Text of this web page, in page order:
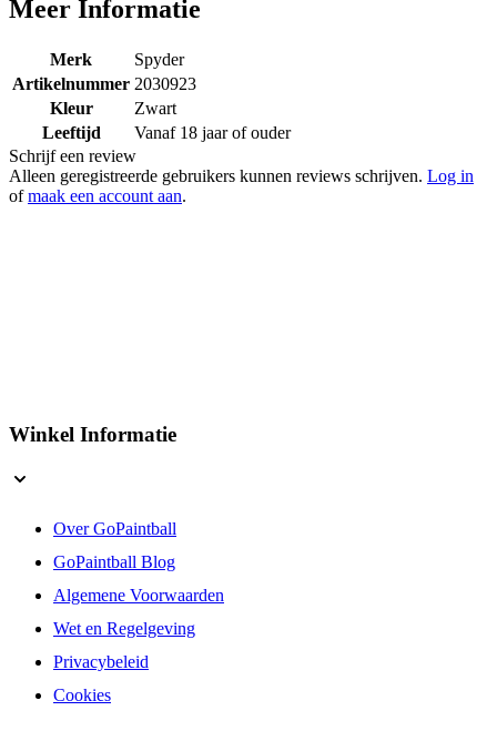
Meer Informatie
Merk
Spyder
Artikelnummer 2030923
Kleur
Zwart
Leeftijd
Vanaf 18 jaar of ouder
Schrijf een review
Alleen geregistreerde gebruikers kunnen reviews schrijven. Log in
ofmaak een account aan.
Winkel Informatie
Over GoPaintball
GoPaintball Blog
Algemene Voorwaarden
Wet en Regelgeving
Privacybeleid
Cookies